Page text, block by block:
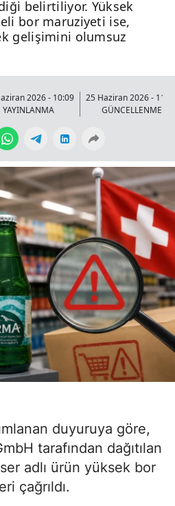
belirtiliyor. Yüksek
bor maruziyeti ise,
gelişimini olumsuz
2026 - 10:09
YAYINLANMA
25 Haziran 2026 -
GÜNCELLENME
duyuruya göre,
tarafından dağıtılan
adlı ürün yüksek bor
çağrıldı.